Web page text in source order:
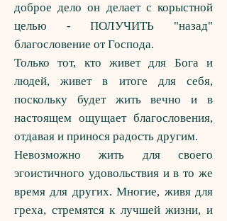
доброе дело он делает с корыстной
целью - ПОЛУЧИТЬ "назад"
благословение от Господа.
Только тот, кто живет для Бога и
людей, живет в итоге для себя,
поскольку будет жить вечно и в
настоящем ощущает благословения,
отдавая и принося радость другим.
Невозможно жить для своего
эгоистичного удовольствия и в то же
время для других. Многие, живя для
греха, стремятся к лучшей жизни, и